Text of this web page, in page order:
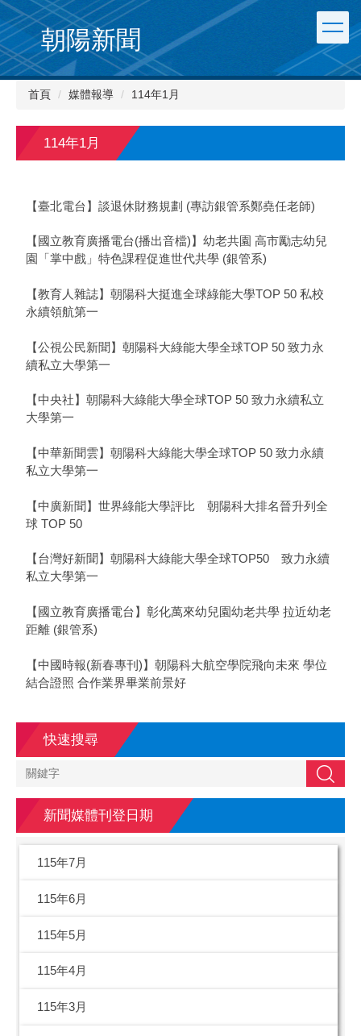
朝陽新聞
首頁 媒體報導 114年1月
114年1月
【臺北電台】談退休財務規劃 (專訪銀管系鄭堯任老師)
【國立教育廣播電台(播出音檔)】幼老共園 高市勵志幼兒
園「掌中戲」特色課程促進世代共學 (銀管系)
【教育人雜誌】朝陽科大挺進全球綠能大學TOP 50 私校
永續領航第一
【公視公民新聞】朝陽科大綠能大學全球TOP 50 致力永
續私立大學第一
【中央社】朝陽科大綠能大學全球TOP 50 致力永續私立
大學第一
【中華新聞雲】朝陽科大綠能大學全球TOP 50 致力永續
私立大學第一
【中廣新聞】世界綠能大學評比 朝陽科大排名晉升列全
球 TOP 50
【台灣好新聞】朝陽科大綠能大學全球TOP50 致力永續
私立大學第一
【國立教育廣播電台】彰化萬來幼兒園幼老共學 拉近幼老
距離 (銀管系)
【中國時報(新春專刊)】朝陽科大航空學院飛向未來 學位
結合證照 合作業界畢業前景好
快速搜尋
搜尋
新聞媒體刊登日期
115年7月
115年6月
115年5月
115年4月
115年3月